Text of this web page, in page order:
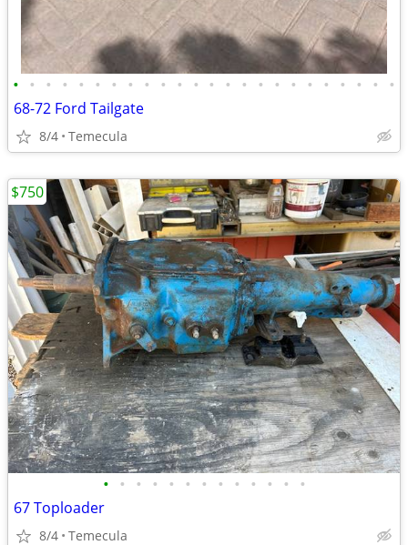
• • • • • • • • • • • • • • • • • • • • • • • •
68-72 Ford Tailgate
8/4 Temecula
• • • • • • • • • • • • •
67 Toploader
8/4 Temecula
$750